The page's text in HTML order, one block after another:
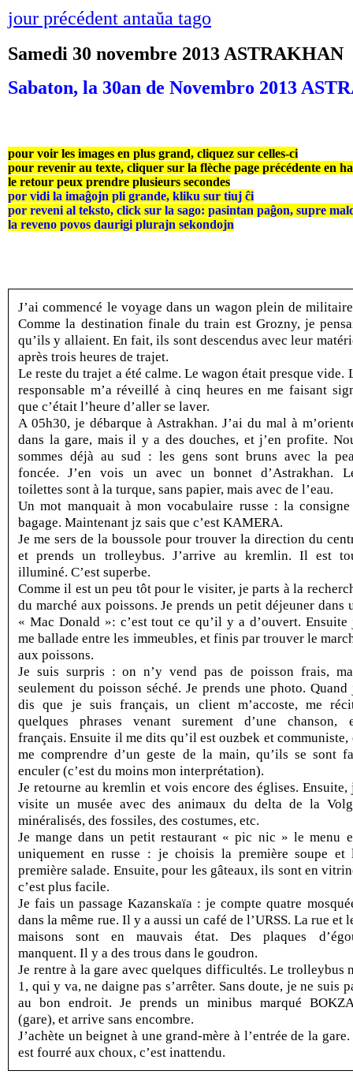
jour précédent antaŭa tago
Samedi 30 novembre 2013 ASTRAKHAN
Sabaton, la 30an de Novembro 2013
pour voir les images en plus grand, cliquez sur celles-ci
pour revenir au texte, cliquer sur la flèche page précédente en
le retour peux prendre plusieurs secondes
por vidi la imaĝojn pli grande, kliku sur tiuj ĉi
por reveni al teksto, click sur la sago: pasintan paĝon, supre
la reveno povos daurigi plurajn sekondojn
J’ai commencé le voyage dans un wagon plein de
Comme la destination finale du train est Grozny, je
qu’ils y allaient. En fait, ils sont descendus avec leur
après trois heures de trajet.
Le reste du trajet a été calme. Le wagon était presque vide.
responsable m’a réveillé à cinq heures en me faisant
que c’était l’heure d’aller se laver.
A 05h30, je débarque à Astrakhan. J’ai du mal à
dans la gare, mais il y a des douches, et j’en profite.
sommes déjà au sud : les gens sont bruns avec la
foncée. J’en vois un avec un bonnet d’Astrakhan.
toilettes sont à la turque, sans papier, mais avec de l’eau.
Un mot manquait à mon vocabulaire russe : la
bagage. Maintenant jz sais que c’est KAMERA.
Je me sers de la boussole pour trouver la direction du
et prends un trolleybus. J’arrive au kremlin. Il est
illuminé. C’est superbe.
Comme il est un peu tôt pour le visiter, je parts à la
du marché aux poissons. Je prends un petit déjeuner dans
« Mac Donald »: c’est tout ce qu’il y a d’ouvert. Ensuite
me ballade entre les immeubles, et finis par trouver le
aux poissons.
Je suis surpris : on n’y vend pas de poisson frais,
seulement du poisson séché. Je prends une photo. Quand
dis que je suis français, un client m’accoste, me
quelques phrases venant surement d’une chanson,
français. Ensuite il me dits qu’il est ouzbek et communiste,
me comprendre d’un geste de la main, qu’ils se sont
enculer (c’est du moins mon interprétation).
Je retourne au kremlin et vois encore des églises. Ensuite,
visite un musée avec des animaux du delta de la
minéralisés, des fossiles, des costumes, etc.
Je mange dans un petit restaurant « pic nic » le menu
uniquement en russe : je choisis la première soupe et
première salade. Ensuite, pour les gâteaux, ils sont en
c’est plus facile.
Je fais un passage Kazanskaïa : je compte quatre
dans la même rue. Il y a aussi un café de l’URSS. La rue et
maisons sont en mauvais état. Des plaques
manquent. Il y a des trous dans le goudron.
Je rentre à la gare avec quelques difficultés. Le trolleybus
1, qui y va, ne daigne pas s’arrêter. Sans doute, je ne suis
au bon endroit. Je prends un minibus marqué
(gare), et arrive sans encombre.
J’achète un beignet à une grand-mère à l’entrée de la
est fourré aux choux, c’est inattendu.